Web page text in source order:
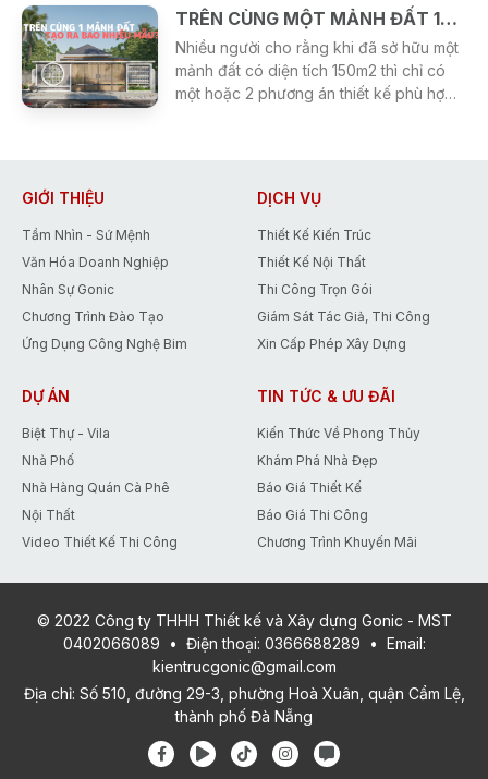
sự thư thái sau mỗi ngày làm việc.
gia chủ. Dưới đây là nhóm cây vừa có
giá trị thẩm mỹ cao, vừa giúp thu hút tài
lộc mà bạn có thể tham khảo:
TRÊN CÙNG MỘT MẢNH ĐẤT 150M2 DIỆN TÍCH SÀN - KIẾN TRÚC SƯ GONIC CÓ THỂ TẠO RA BAO NHIÊU MẪU THIẾT KẾ?
Nhiều người cho rằng khi đã sở hữu một
mảnh đất có diện tích 150m2 thì chỉ có
một hoặc 2 phương án thiết kế phù hợp.
nhau, các kiến trúc sư Gonic có thể tạo
ra hàng chục, thậm chí hàng trăm
phương án thiết kế độc đáo.
GIỚI THIỆU
Tầm Nhìn - Sứ Mệnh
Văn Hóa Doanh Nghiệp
Nhân Sự Gonic
Chương Trình Đào Tạo
Ứng Dụng Công Nghệ Bim
DỊCH VỤ
Thiết Kế Kiến Trúc
Thiết Kế Nội Thất
Thi Công Trọn Gói
Giám Sát Tác Giả, Thi Công
Xin Cấp Phép Xây Dựng
DỰ ÁN
Biệt Thự - Vila
Nhà Phố
Nhà Hàng Quán Cà Phê
Nội Thất
Video Thiết Kế Thi Công
TIN TỨC & ƯU ĐÃI
Kiến Thức Về Phong Thủy
Khám Phá Nhà Đẹp
Báo Giá Thiết Kế
Báo Giá Thi Công
Chương Trình Khuyến Mãi
© 2022 Công ty THHH Thiết kế và Xây dựng Gonic - MST
0402066089
• Điện thoại: 0366688289 •
Email:
kientrucgonic@gmail.com
Địa chỉ: Số 510, đường 29-3, phường Hoà Xuân, quận Cẩm Lệ,
thành phố Đà Nẵng